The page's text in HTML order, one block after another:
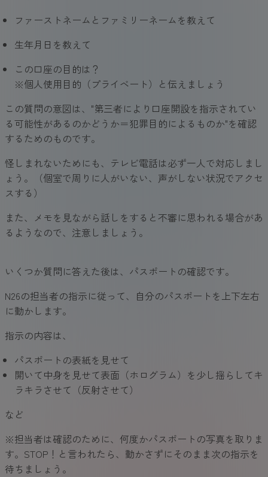
ファーストネームとファミリーネームを教えて
生年月日を教えて
この口座の目的は？
※個人使用目的（プライベート）と伝えましょう
この質問の意図は、"第三者により口座開設を指示されてい
る可能性があるのかどうか＝犯罪目的によるものか"を確認
するためのものです。
怪しまれないためにも、テレビ電話は必ず一人で対応しまし
ょう。（個室で周りに人がいない、声がしない状況でアクセ
スする）
また、メモを見ながら話しをすると不審に思われる場合があ
るようなので、注意しましょう。
いくつか質問に答えた後は、パスポートの確認です。
N26の担当者の指示に従って、自分のパスポートを上下左右
に動かします。
指示の内容は、
パスポートの表紙を見せて
開いて中身を見せて表面（ホログラム）を少し揺らしてキ
ラキラさせて（反射させて）
など
※担当者は確認のために、何度かパスポートの写真を取りま
す。STOP！と言われたら、動かさずにそのまま次の指示を
待ちましょう。